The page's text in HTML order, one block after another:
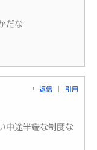
だな
返信 引用
中途半端な制度な